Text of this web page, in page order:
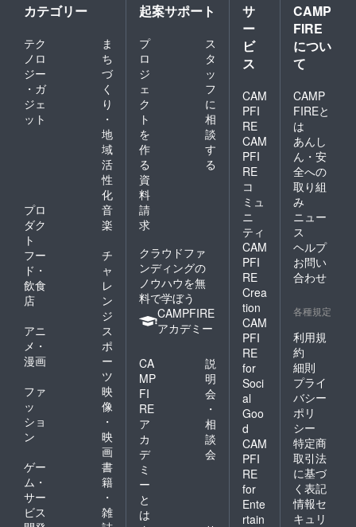
カテゴリー
テク
ノロ
ジー
・ガ
ジェ
ット
ま
ち
づ
く
り
・
地
域
活
性
化
プロ
ダク
ト
音
楽
フー
ド・
飲食
店
チ
ャ
レ
ン
ジ
アニ
メ・
漫画
ス
ポ
ー
ツ
ファ
ッ
ショ
ン
映
像
・
映
画
ゲー
ム・
サー
ビス
書
籍
・
雑
起案サポート
プ
ロ
ジ
ェ
ク
ト
を
作
る
ス
タ
ッ
フ
に
相
談
す
る
資
料
請
求
クラウドファ
ンディングの
ノウハウを無
料で学ぼう
CAMPFIRE
アカデミー
CA
MP
FI
RE
ア
カ
デ
ミ
ー
と
は
説
明
会
・
相
談
会
サ
ー
ビ
ス
CAM
PFI
RE
CAM
PFI
RE
コ
ミュ
ニ
ティ
CAM
PFI
RE
Crea
tion
CAM
PFI
RE
for
Soci
al
Goo
d
CAM
PFI
RE
for
Ente
rtain
CAMP
FIRE
につい
て
CAMP
FIREと
は
あんし
ん・安
全への
取り組
み
ニュー
ス
ヘルプ
お問い
合わせ
各種規定
利用規
約
細則
プライ
バシー
ポリ
シー
特定商
取引法
に基づ
く表記
情報セ
キュリ